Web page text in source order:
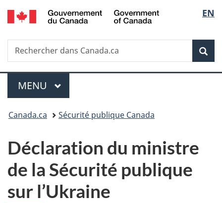
Passer
au
principal
Passer
à
Au
du
Passer
à
version
simplifiée
de
la
EN
Recherche
Rechercher
dans
Menu
MENU PRINCIPAL
Vous
ici :
Canada.ca Sécurité publique Canada
Déclaration du ministre
de la Sécurité publique
sur l’Ukraine